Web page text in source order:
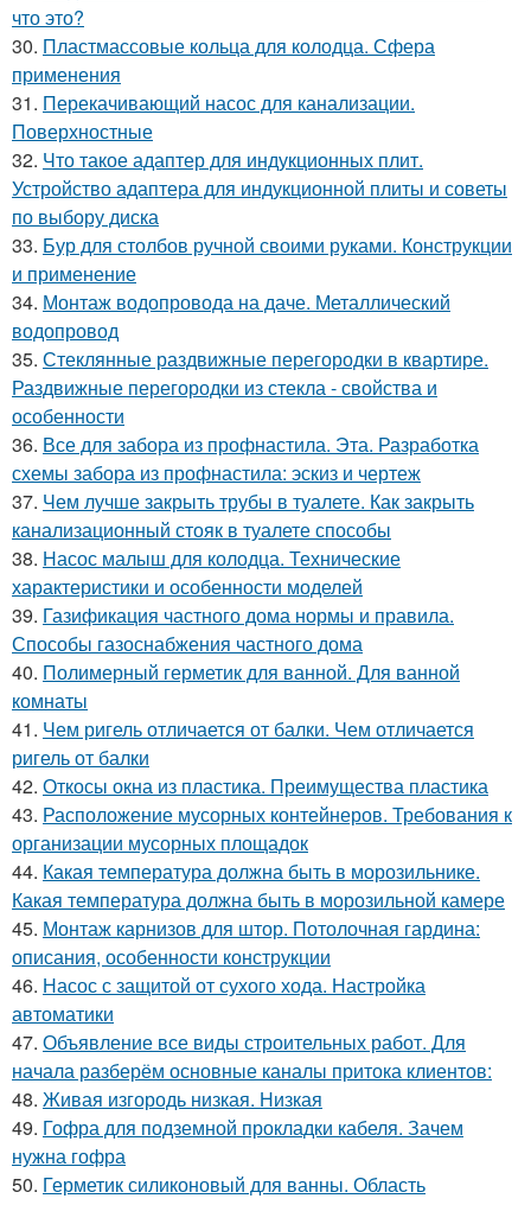
что это?
30. Пластмассовые кольца для колодца. Сфера
применения
31. Перекачивающий насос для канализации.
Поверхностные
32. Что такое адаптер для индукционных плит.
Устройство адаптера для индукционной плиты и советы
по выбору диска
33. Бур для столбов ручной своими руками. Конструкции
и применение
34. Монтаж водопровода на даче. Металлический
водопровод
35. Стеклянные раздвижные перегородки в квартире.
Раздвижные перегородки из стекла - свойства и
особенности
36. Все для забора из профнастила. Эта. Разработка
схемы забора из профнастила: эскиз и чертеж
37. Чем лучше закрыть трубы в туалете. Как закрыть
канализационный стояк в туалете способы
38. Насос малыш для колодца. Технические
характеристики и особенности моделей
39. Газификация частного дома нормы и правила.
Способы газоснабжения частного дома
40. Полимерный герметик для ванной. Для ванной
комнаты
41. Чем ригель отличается от балки. Чем отличается
ригель от балки
42. Откосы окна из пластика. Преимущества пластика
43. Расположение мусорных контейнеров. Требования к
организации мусорных площадок
44. Какая температура должна быть в морозильнике.
Какая температура должна быть в морозильной камере
45. Монтаж карнизов для штор. Потолочная гардина:
описания, особенности конструкции
46. Насос с защитой от сухого хода. Настройка
автоматики
47. Объявление все виды строительных работ. Для
начала разберём основные каналы притока клиентов:
48. Живая изгородь низкая. Низкая
49. Гофра для подземной прокладки кабеля. Зачем
нужна гофра
50. Герметик силиконовый для ванны. Область